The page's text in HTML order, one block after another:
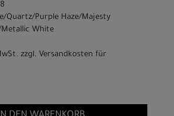
Quartz/Purple Haze/Majesty
Metallic White
zzgl. Versandkosten für